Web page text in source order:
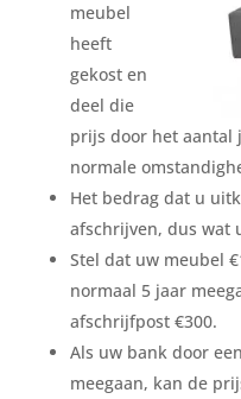
meubel
heeft
gekost en
deel die
prijs door het aantal
normale
Het bedrag dat u
afschrijven, dus wat
Stel dat uw meubel
normaal 5 jaar
afschrijfpost €300.
Als uw bank door
meegaan, kan de